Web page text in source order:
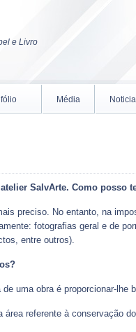
e Livro
Média
SalvArte. Como posso
preciso. No entanto, na
fotografias geral e de
entre outros).
uma obra é proporcionar-
referente à conservação